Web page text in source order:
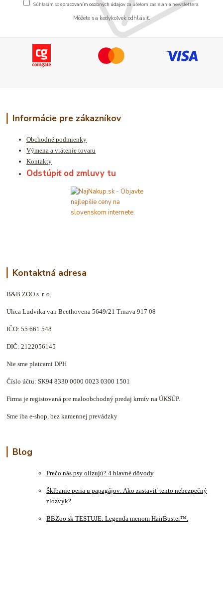
Súhlasím sospracovaním osobných údajov za účelom zasielania newslettera.
Môžete sa kedykoľvek odhlásiť.
Informácie pre zákazníkov
Obchodné podmienky
Výmena a vrátenie tovaru
Kontakty
Odstúpiť od zmluvy tu
Kontaktná adresa
B&B ZOO s. r. o.
Ulica Ludvika van Beethovena 5649/21 Trnava 917 08
IČO: 55 661 548
DIČ: 2122056145
Nie sme platcami DPH
Číslo účtu: SK94 8330 0000 0023 0300 1501
Firma je registovaná pre maloobchodný predaj krmív na ÚKSÚP.
Sme iba e-shop, bez kamennej prevádzky
Blog
Prečo nás psy olizujú? 4 hlavné dôvody
Šklbanie peria u papagájov: Ako zastaviť tento nebezpečný
zlozvyk?
BBZoo.sk TESTUJE: Legenda menom HairBuster™.